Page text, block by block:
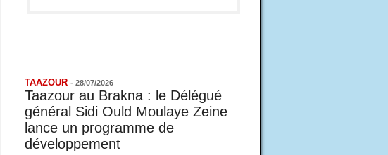
TAAZOUR - 28/07/2026
Taazour au Brakna : le Délégué
général Sidi Ould Moulaye Zeine
lance un programme de
développement